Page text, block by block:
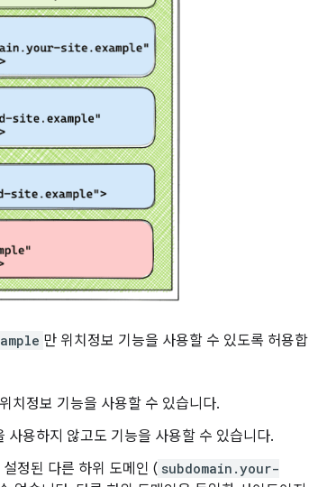
만 위치정보 기능을 사용할 수 있도록 허용합
치정보 기능을 사용할 수 있습니다.
사용하지 않고도 기능을 사용할 수 있습니다.
정된 다른 하위 도메인 ( subdomain.your-